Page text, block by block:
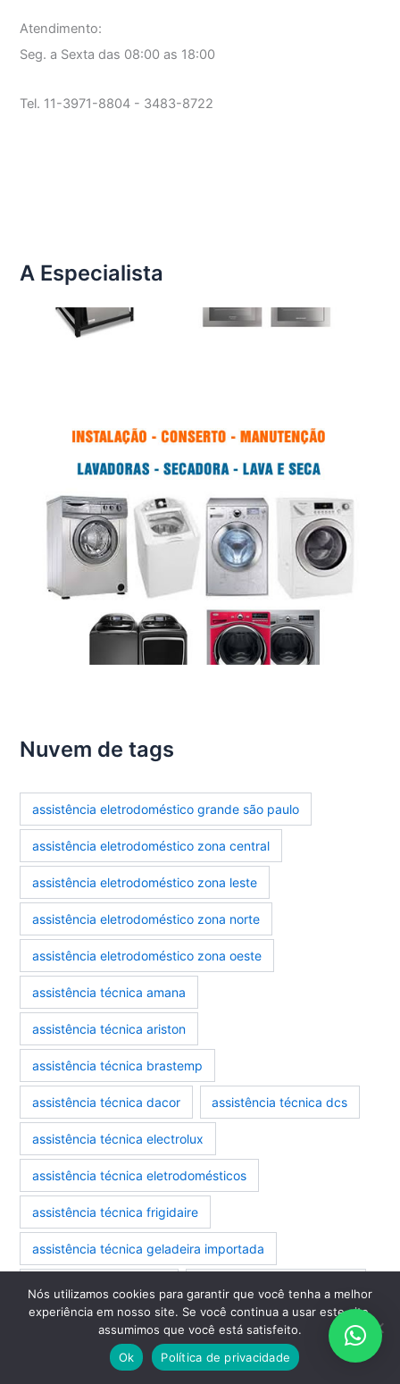
Atendimento:
Seg. a Sexta das 08:00 as 18:00
Tel. 11-3971-8804 - 3483-8722
A Especialista
Nuvem de tags
assistência eletrodoméstico grande são paulo
assistência eletrodoméstico zona central
assistência eletrodoméstico zona leste
assistência eletrodoméstico zona norte
assistência eletrodoméstico zona oeste
assistência técnica amana
assistência técnica ariston
assistência técnica brastemp
assistência técnica dacor assistência técnica dcs
assistência técnica electrolux
assistência técnica eletrodomésticos
assistência técnica frigidaire
assistência técnica geladeira importada
assistência técnica ilve
assistência técnica kenmore
assistência técnica kitchenaid
Nós utilizamos cookies para garantir que você tenha a melhor
experiência em nosso site. Se você continua a usar este site,
assumimos que você está satisfeito.
Ok
Política de privacidade